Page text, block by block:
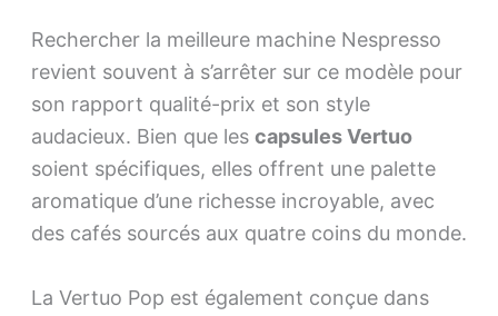
Rechercher la meilleure machine Nespresso
revient souvent à s’arrêter sur ce modèle pour
son rapport qualité-prix et son style
audacieux. Bien que les capsules Vertuo
soient spécifiques, elles offrent une palette
aromatique d’une richesse incroyable, avec
des cafés sourcés aux quatre coins du monde.
La Vertuo Pop est également conçue dans